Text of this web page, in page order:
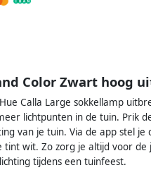
Color Zwart hoog
Calla Large sokkellamp
lichtpunten in de tuin. Prik
van je tuin. Via de app stel je
wit. Zo zorg je altijd voor de
tijdens een tuinfeest.